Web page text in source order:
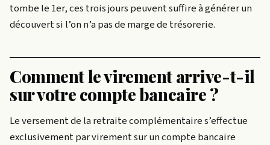
tombe le 1er, ces trois jours peuvent suffire à générer un
découvert si l’on n’a pas de marge de trésorerie.
Comment le virement arrive-t-il
sur votre compte bancaire ?
Le versement de la retraite complémentaire s’effectue
exclusivement par virement sur un compte bancaire